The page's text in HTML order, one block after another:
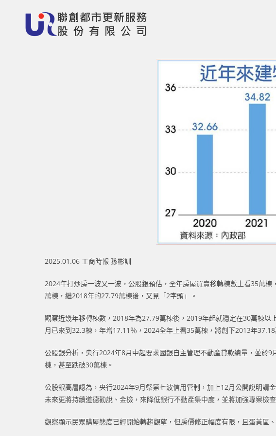
2025.01.06 工商時報 孫彬訓
2024年打炒房一波又一波，公股銀預估，全年房屋買賣移轉棟數上看35萬
萬棟，繼2018年的27.79萬棟後，又見「2字頭」。
觀察近幾年移轉棟數，2018年為27.79萬棟後，2019年起就穩定在30萬棟
月已來到32.3棟，年增17.11％，2024全年上看35萬棟，將創下2013年
公股銀分析，央行2024年8月中起要求國銀自主管理不動產貸款總量，並於
棟，甚至跌破30萬棟。
公股銀高層認為，央行2024年9月祭第七波信用管制，加上12月公開說明請
未來更將持續道德勸說、金檢，來降低銀行不動產集中度，並將加強專案檢
觀察顯示民眾購屋態度已經開始轉趨觀望，但房價修正幅度有限，且蛋黃區